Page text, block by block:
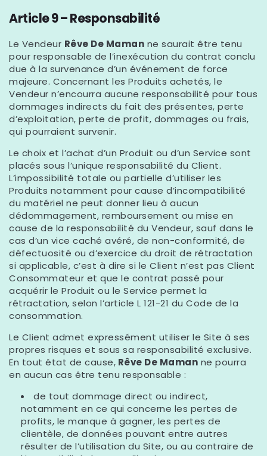
Article 9 – Responsabilité
Le Vendeur Rêve De Maman ne saurait être tenu
pour responsable de l’inexécution du contrat conclu
due à la survenance d’un événement de force
majeure. Concernant les Produits achetés, le
Vendeur n’encourra aucune responsabilité pour tous
dommages indirects du fait des présentes, perte
d’exploitation, perte de profit, dommages ou frais,
qui pourraient survenir.
Le choix et l’achat d’un Produit ou d’un Service sont
placés sous l’unique responsabilité du Client.
L’impossibilité totale ou partielle d’utiliser les
Produits notamment pour cause d’incompatibilité
du matériel ne peut donner lieu à aucun
dédommagement, remboursement ou mise en
cause de la responsabilité du Vendeur, sauf dans le
cas d’un vice caché avéré, de non-conformité, de
défectuosité ou d’exercice du droit de rétractation
si applicable, c’est à dire si le Client n’est pas Client
Consommateur et que le contrat passé pour
acquérir le Produit ou le Service permet la
rétractation, selon l’article L 121-21 du Code de la
consommation.
Le Client admet expressément utiliser le Site à ses
propres risques et sous sa responsabilité exclusive.
En tout état de cause, Rêve De Maman ne pourra
en aucun cas être tenu responsable :
de tout dommage direct ou indirect,
notamment en ce qui concerne les pertes de
profits, le manque à gagner, les pertes de
clientèle, de données pouvant entre autres
résulter de l’utilisation du Site, ou au contraire de